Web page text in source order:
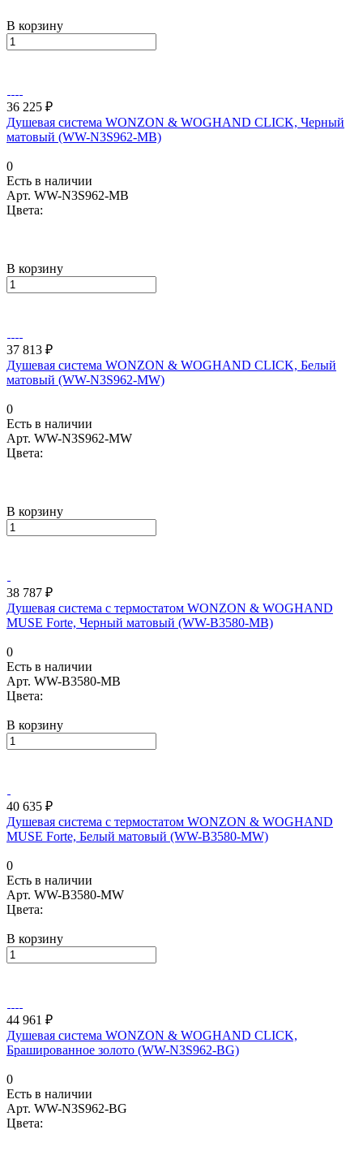
В корзину
36 225 ₽
Душевая система WONZON & WOGHAND CLICK, Черный
матовый (WW-N3S962-MB)
0
Есть в наличии
Арт. WW-N3S962-MB
Цвета:
В корзину
37 813 ₽
Душевая система WONZON & WOGHAND CLICK, Белый
матовый (WW-N3S962-MW)
0
Есть в наличии
Арт. WW-N3S962-MW
Цвета:
В корзину
38 787 ₽
Душевая система с термостатом WONZON & WOGHAND
MUSE Forte, Черный матовый (WW-B3580-MB)
0
Есть в наличии
Арт. WW-B3580-MB
Цвета:
В корзину
40 635 ₽
Душевая система с термостатом WONZON & WOGHAND
MUSE Forte, Белый матовый (WW-B3580-MW)
0
Есть в наличии
Арт. WW-B3580-MW
Цвета:
В корзину
44 961 ₽
Душевая система WONZON & WOGHAND CLICK,
Брашированное золото (WW-N3S962-BG)
0
Есть в наличии
Арт. WW-N3S962-BG
Цвета: